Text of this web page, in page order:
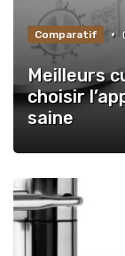
Comparatif •
Meilleurs
choisir
saine